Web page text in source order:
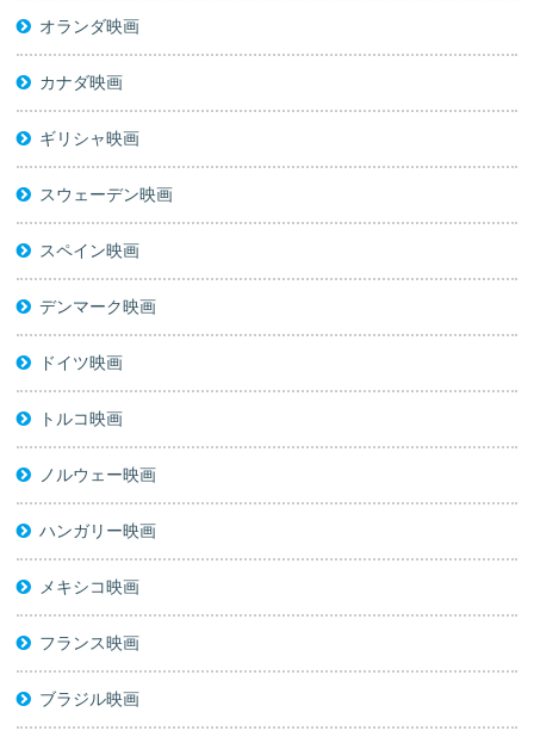
オランダ映画
カナダ映画
ギリシャ映画
スウェーデン映画
スペイン映画
デンマーク映画
ドイツ映画
トルコ映画
ノルウェー映画
ハンガリー映画
メキシコ映画
フランス映画
ブラジル映画